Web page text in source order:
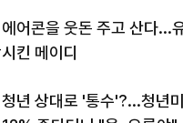
어콘을 웃돈 주고 산다...
킨 메이디
년 상대로 '통수'?...청년미